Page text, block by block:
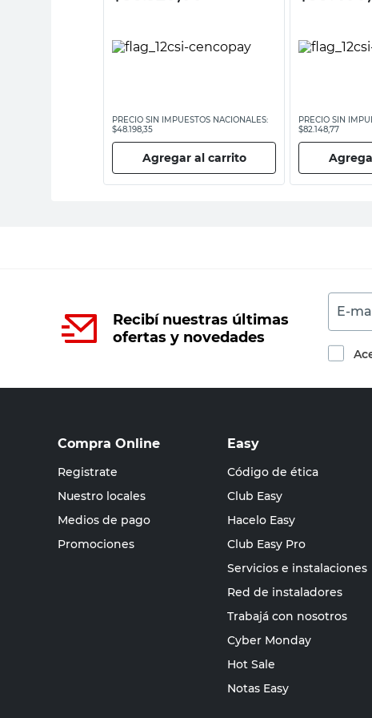
PRECIO SIN IMPUESTOS NACIONALES:
$48.198,35
Agregar al carrito
PRECIO SIN
$82.148,77
Recibí nuestras últimas
ofertas y novedades
E-
Compra Online
Registrate
Nuestro locales
Medios de pago
Promociones
Easy
Código de ética
Club Easy
Hacelo Easy
Club Easy Pro
Servicios e instalaciones
Red de instaladores
Trabajá con nosotros
Cyber Monday
Hot Sale
Notas Easy